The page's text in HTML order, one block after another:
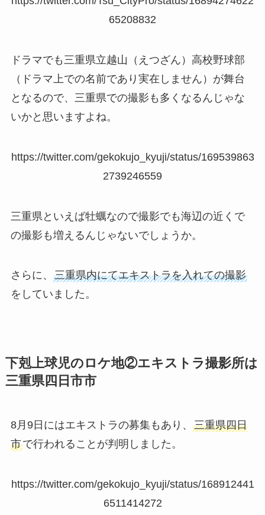
65208832
ドラマでも三重県立越山（えつざん）高校野球部
（ドラマ上での名前であり実在しません）が舞台
となるので、三重県での撮影も多くなるんじゃな
いかと思いますよね。
https://twitter.com/gekokujo_kyuji/status/169539863
2739246559
三重県といえば牡蠣なので撮影でも海辺の近くで
の撮影も増えるんじゃないでしょうか。
さらに、 三重県内にてエキストラを入れての撮影
をしていました。
下剋上球児のロケ地②エキストラ撮影所は
三重県四日市市
8月9日にはエキストラの募集もあり、 三重県四日
市で行われることが判明しました。
https://twitter.com/gekokujo_kyuji/status/168912441
6511414272